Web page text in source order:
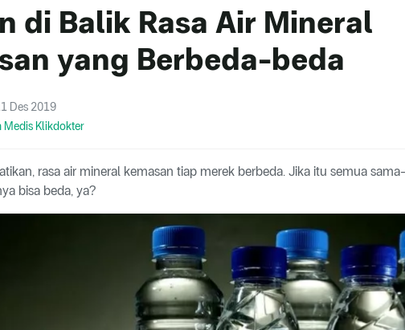
di Balik Rasa Air Mineral
yang Berbeda-beda
Des 2019
Medis Klikdokter
rasa air mineral kemasan tiap merek berbeda. Jika itu semua
bisa beda, ya?